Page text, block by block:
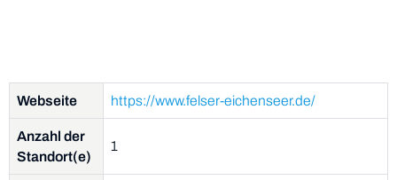
Webseite https://www.felser-eichenseer.de/
Anzahl der
Standort(e)
1